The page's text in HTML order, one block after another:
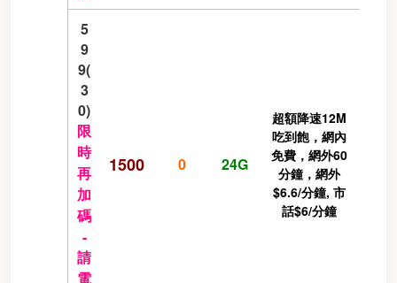
5
9
9(
3
0)
限
時
再
加
碼
-
請
電
1500 0 24G
超額降速12M
吃到飽，網內
免費，網外60
分鐘，網外
$6.6/分鐘, 市
話$6/分鐘